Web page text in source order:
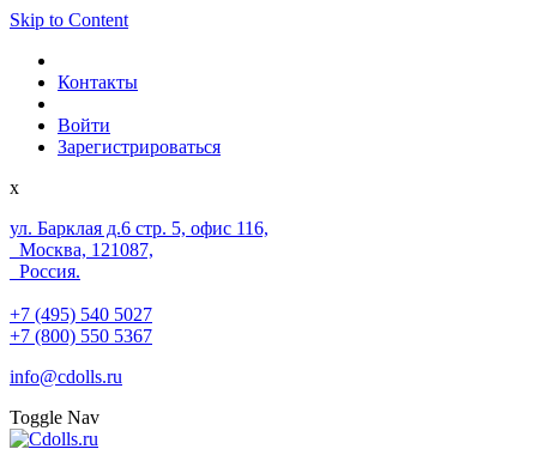
Skip to Content
Контакты
Войти
Зарегистрироваться
x
ул. Барклая д.6 стр. 5, офис 116,
Москва, 121087,
Россия.
+7 (495) 540 5027
+7 (800) 550 5367
info@cdolls.ru
Toggle Nav